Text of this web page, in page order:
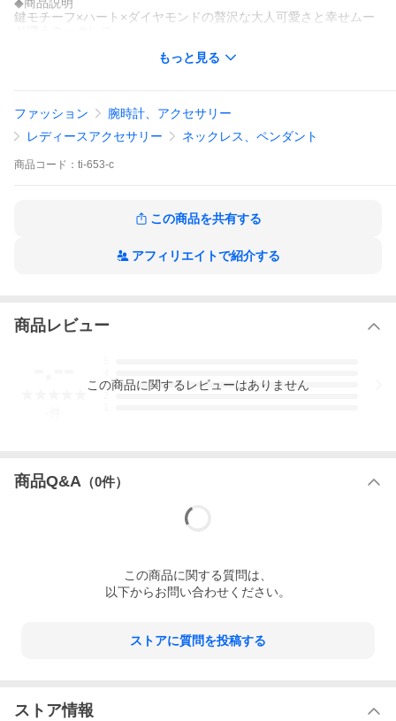
◆商品説明
鍵モチーフ×ハート×ダイヤモンドの贅沢な大人可愛さと幸せムー
m
◆チェーン
カットあずき太さ0.6mm
材質：K18ゴールド※ニッケル不使用
※長さにより価格が異なります。
チェーンを4.5cmまで延長・長さ調節できるアジャスター(K18)を
イエローゴールド/ピンクゴールド/ホワイトゴールド
※ホワイトゴールドの素地は黄色味があるため、一般的にロジウ
1.1g※40cmチェーンの場合
ホワイトデー 母の日 女性 彼女 妻 レディース
もっと見る
ファッション
腕時計、アクセサリー
レディースアクセサリー
ネックレス、ペンダント
商品 コード： ti-653-c
この商品を共有する
アフィリエイトで紹介する
商品レビュー
3
この商品に関するレビューはありません
商品Q&A （0件）
この商品に関する質問は、
以下からお問い合わせください。
ストアに質問を投稿する
ストア情報